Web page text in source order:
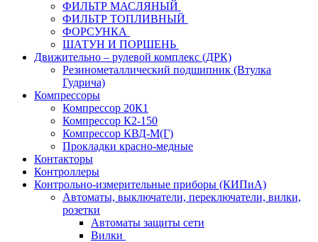
ФИЛЬТР МАСЛЯНЫЙ
ФИЛЬТР ТОПЛИВНЫЙ
ФОРСУНКА
ШАТУН И ПОРШЕНЬ
Движительно – рулевой комплекс (ДРК)
Резинометаллический подшипник (Втулка
Гудрича)
Компрессоры
Компрессор 20К1
Компрессор К2-150
Компрессор КВД-М(Г)
Прокладки красно-медные
Контакторы
Контроллеры
Контрольно-измерительные приборы (КИПиА)
Автоматы, выключатели, переключатели, вилки,
розетки
Автоматы защиты сети
Вилки